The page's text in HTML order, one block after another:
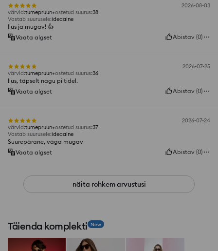
2026-08-03
värvid:tumepruun ostetud suurus:38
Vastab suurusele:ideaalne
Ilus ja mugav! 👍️
Vaata algset
Abistav (0)
2026-07-25
värvid:tumepruun ostetud suurus:36
Ilus, täpselt nagu piltidel.
Vaata algset
Abistav (0)
2026-07-24
värvid:tumepruun ostetud suurus:37
Vastab suurusele:ideaalne
Suurepärane, väga mugav
Vaata algset
Abistav (0)
näita rohkem arvustusi
Täienda komplekti New